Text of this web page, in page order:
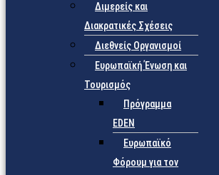
Διμερείς και
Διακρατικές Σχέσεις
Διεθνείς Οργανισμοί
Ευρωπαϊκή Ένωση και
Τουρισμός
Πρόγραμμα
EDEN
Ευρωπαϊκό
Φόρουμ για τον